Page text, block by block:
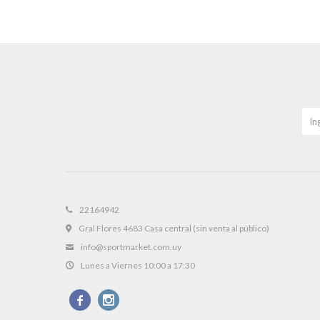
22164942
Gral Flores 4683 Casa central (sin venta al público)
info@sportmarket.com.uy
Lunes a Viernes 10:00 a 17:30
 